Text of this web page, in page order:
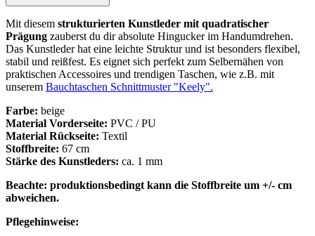
Mit diesem strukturierten Kunstleder mit quadratischer
Prägung zauberst du dir absolute Hingucker im Handumdrehen.
Das Kunstleder hat eine leichte Struktur und ist besonders flexibel,
stabil und reißfest. Es eignet sich perfekt zum Selbernähen von
praktischen Accessoires und trendigen Taschen, wie z.B. mit
unserem Bauchtaschen Schnittmuster "Keely".
Farbe: beige
Material Vorderseite: PVC / PU
Material Rückseite: Textil
Stoffbreite: 67 cm
Stärke des Kunstleders: ca. 1 mm
Beachte: produktionsbedingt kann die Stoffbreite um +/- cm
abweichen.
Pflegehinweise: